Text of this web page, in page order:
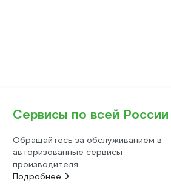
Сервисы по всей России
Обращайтесь за обслуживанием в
авторизованные сервисы
производителя
Подробнее